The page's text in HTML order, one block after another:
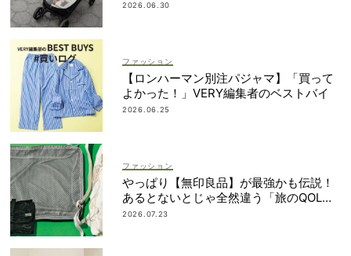
2026.06.30
ファッション
【ロンハーマン別注パジャマ】「買って
よかった！」VERY編集者のベストバイ
2026.06.25
ファッション
やっぱり【無印良品】が最強かも伝説！
あるとないとじゃ全然違う「旅のQOL爆
上げアイテム」
2026.07.23